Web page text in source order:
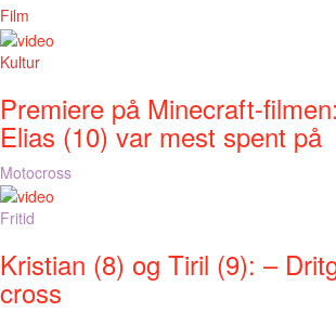
Film
Kultur
Premiere på Minecraft-
Elias (10) var mest spent på
Motocross
Fritid
Kristian (8) og Tiril (9): –
cross